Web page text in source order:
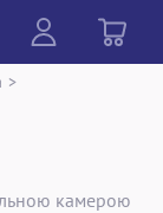
>
камерою